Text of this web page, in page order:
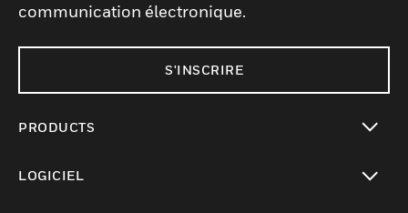
communication électronique.
S'INSCRIRE
PRODUCTS
LOGICIEL